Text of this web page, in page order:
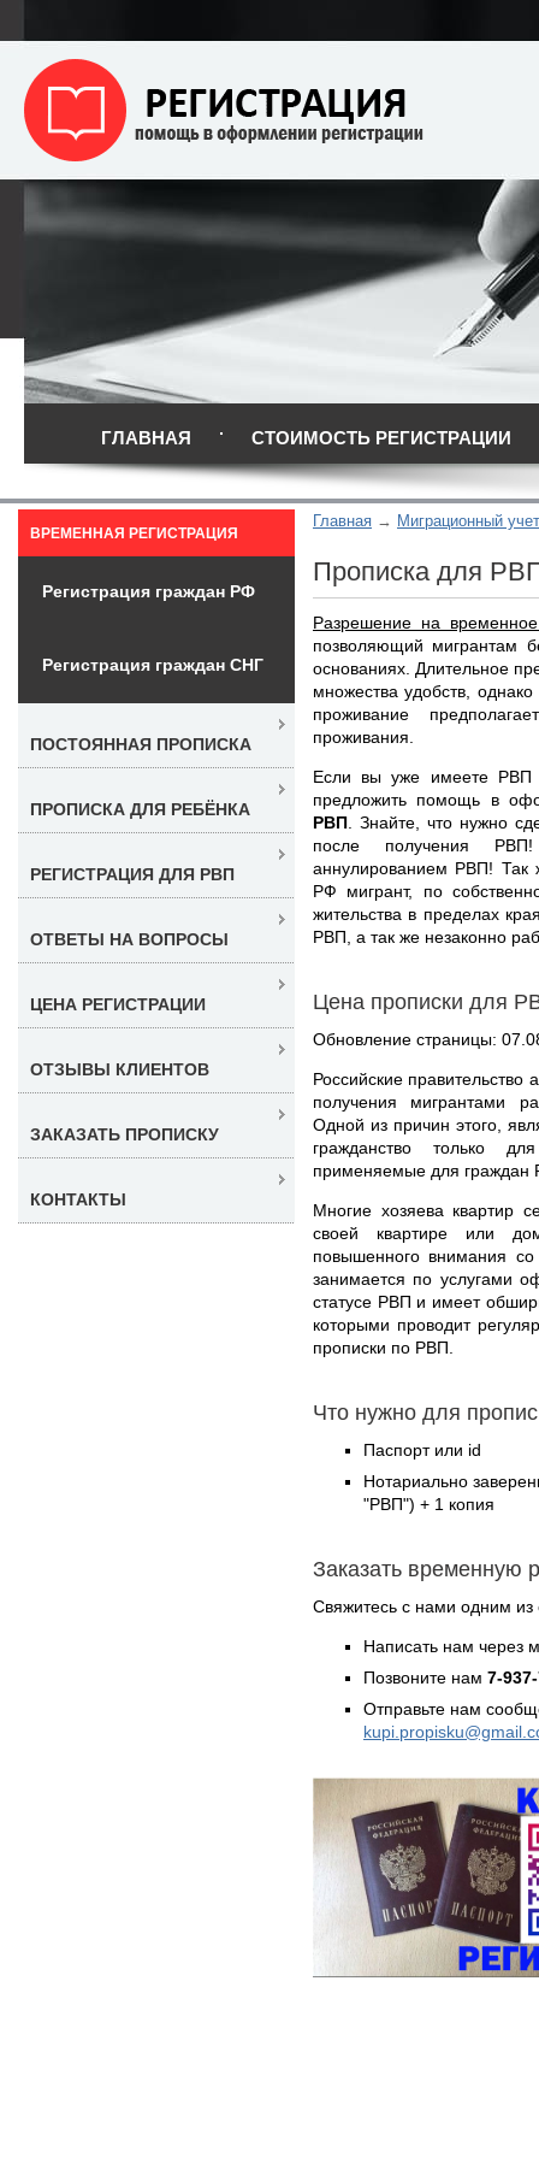
ГЛАВНАЯ СТОИМОСТЬ РЕГИСТРАЦИИ
Главная Миграционный
Прописка для
Разрешение на
позволяющий мигрантам
основаниях. Длительное
множества удобств,
проживание
проживания.
Если вы уже имеете
предложить помощь в
РВП . Знайте, что нужно
после получения
аннулированием РВП! Так
РФ мигрант, по
жительства в пределах
РВП, а так же незаконно
Цена прописки для
Обновление страницы:
Российские
получения мигрантами
Одной из причин этого,
гражданство только
применяемые для граждан
Многие хозяева квартир
своей квартире или
повышенного внимания
занимается по услугами
статусе РВП и имеет
которыми проводит
прописки по РВП.
Что нужно для
Паспорт или id
Нотариально
"РВП") + 1 копия
Заказать временную
Свяжитесь с нами одним
Написать нам через
Позвоните нам 7-
Отправьте нам
ВРЕМЕННАЯ РЕГИСТРАЦИЯ
Регистрация граждан РФ
Регистрация граждан СНГ
ПОСТОЯННАЯ ПРОПИСКА
ПРОПИСКА ДЛЯ РЕБЁНКА
РЕГИСТРАЦИЯ ДЛЯ РВП
ОТВЕТЫ НА ВОПРОСЫ
ЦЕНА РЕГИСТРАЦИИ
ОТЗЫВЫ КЛИЕНТОВ
ЗАКАЗАТЬ ПРОПИСКУ
КОНТАКТЫ